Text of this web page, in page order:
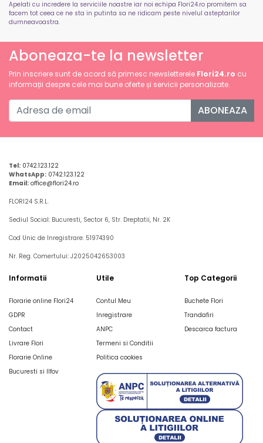
Apelati cu incredere la serviciile noastre iar noi echipa Flori24.ro promitem sa
facem tot ceea ce ne sta in putinta sa ne ridicam peste nivelul asteptarilor
dumneavoastra.
Aboneaza-te la newsletter
Prin inscriere sunt de acord să primesc newsletterele Flori24.ro cu
informații despre cele mai bune oferte și servicii personalizate.
ABONEAZA
Tel: 0742.123.122
WhatsApp: 0742.123.122
Email: office@flori24.ro
FLORI24 S.R.L.
Sediul Social: Bucuresti, Sector 6, Str. Dreptatii, Nr. 2K
Cod Unic de Inregistrare: 51974390
Nr. Reg. Comertului: J2025042653003
Informatii
Florarie online Flori24
GDPR
Contact
Livrare Flori
Florarie Online
Bucuresti si Ilfov
Utile
Contul Meu
Inregistrare
ANPC
Termeni si Conditii
Politica cookies
Top Categorii
Buchete Flori
Trandafiri
Descarca factura